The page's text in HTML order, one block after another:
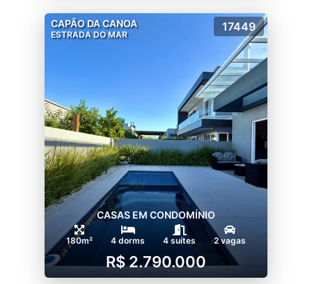
CAPÃO DA CANOA
ESTRADA DO MAR
17449
CASAS EM CONDOMÍNIO
180m² 4 dorms 4 suítes 2 vagas
R$ 2.790.000